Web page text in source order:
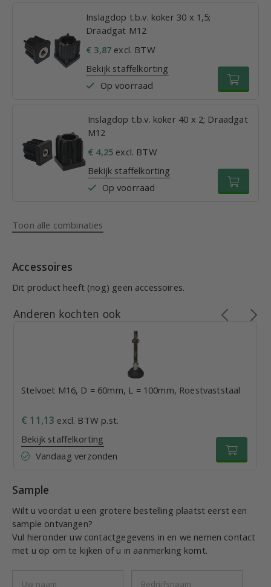
Inslagdop t.b.v. koker 30 x 1,5;
Draadgat M12
€ 3,87 excl. BTW
Bekijk staffelkorting
Op voorraad
Inslagdop t.b.v. koker 40 x 2; Draadgat
M12
€ 4,25 excl. BTW
Bekijk staffelkorting
Op voorraad
Toon alle combinaties
Accessoires
Dit product heeft (nog) geen accessoires.
Anderen kochten ook
Stelvoet M16, D = 60mm, L = 100mm, Roestvaststaal
€ 11,13 excl. BTW p.st.
Bekijk staffelkorting
Vandaag verzonden
Sample
Wilt u voordat u een grotere bestelling plaatst eerst een
sample ontvangen?
Vul hieronder uw contactgegevens in en we nemen contact
met u op om te kijken of u in aanmerking komt.